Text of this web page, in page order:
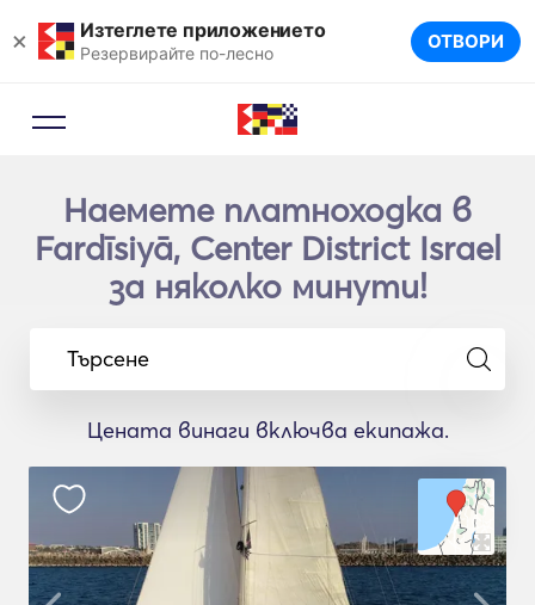
× Изтеглете приложението
Резервирайте по-лесно ОТВОРИ
Наемете платноходка в
Fardīsiyā, Center District Israel
за няколко минути!
Търсене
Цената винаги включва екипажа.